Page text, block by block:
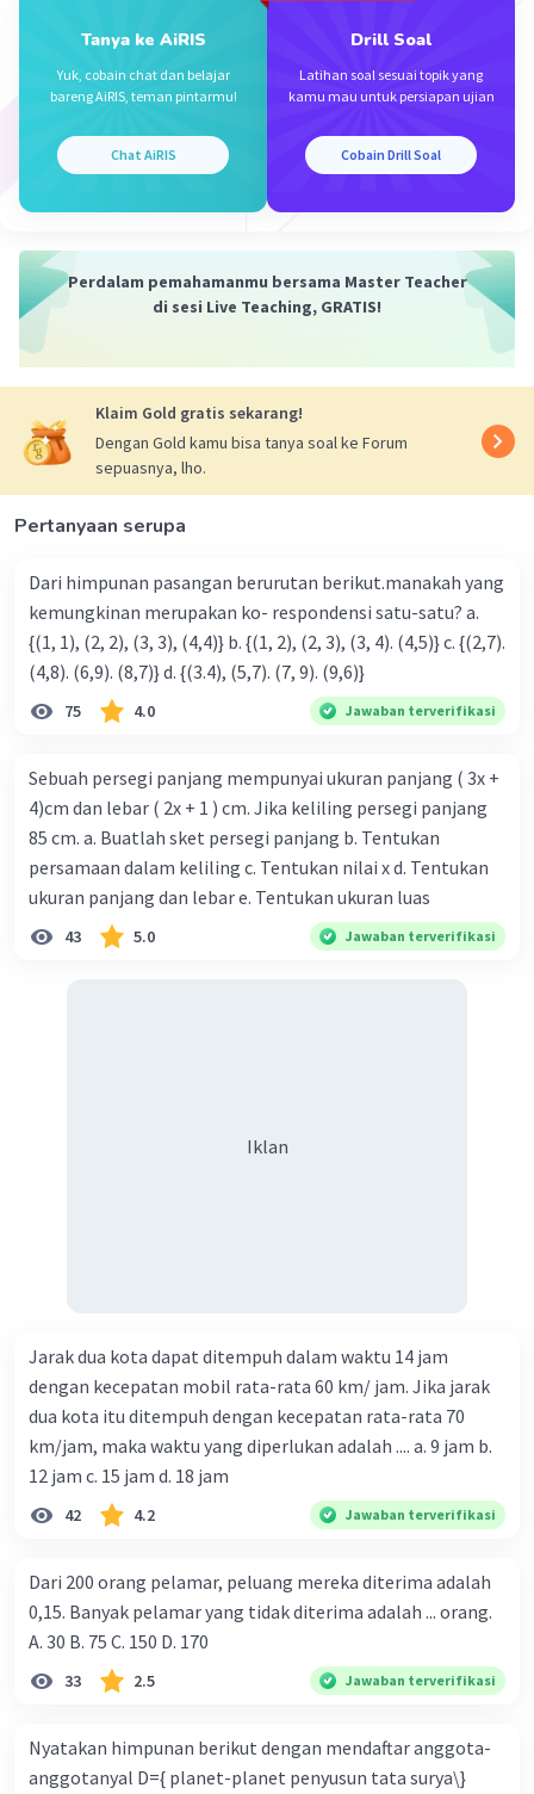
Beri Rating·0.0
Tanya ke AiRIS
Yuk, cobain chat dan belajar
bareng AiRIS, teman pintarmu!
Chat AiRIS
Drill Soal
Latihan soal sesuai topik yang
kamu mau untuk persiapan ujian
Cobain Drill Soal
Perdalam pemahamanmu bersama Master Teacher
di sesi Live Teaching, GRATIS!
Klaim Gold gratis sekarang!
Dengan Gold kamu bisa tanya soal ke Forum
sepuasnya, lho.
Pertanyaan serupa
Dari himpunan pasangan berurutan berikut.manakah yang
kemungkinan merupakan ko- respondensi satu-satu? a.
{(1, 1), (2, 2), (3, 3), (4,4)} b. {(1, 2), (2, 3), (3, 4). (4,5)} c. {(2,7).
(4,8). (6,9). (8,7)} d. {(3.4), (5,7). (7, 9). (9,6)}
75 4.0 Jawaban terverifikasi
Sebuah persegi panjang mempunyai ukuran panjang ( 3x +
4)cm dan lebar ( 2x + 1 ) cm. Jika keliling persegi panjang
85 cm. a. Buatlah sket persegi panjang b. Tentukan
persamaan dalam keliling c. Tentukan nilai x d. Tentukan
ukuran panjang dan lebar e. Tentukan ukuran luas
43 5.0 Jawaban terverifikasi
Iklan
Jarak dua kota dapat ditempuh dalam waktu 14 jam
dengan kecepatan mobil rata-rata 60 km/ jam. Jika jarak
dua kota itu ditempuh dengan kecepatan rata-rata 70
km/jam, maka waktu yang diperlukan adalah .... a. 9 jam b.
12 jam c. 15 jam d. 18 jam
42 4.2 Jawaban terverifikasi
Dari 200 orang pelamar, peluang mereka diterima adalah
0,15. Banyak pelamar yang tidak diterima adalah ... orang.
A. 30 B. 75 C. 150 D. 170
33 2.5 Jawaban terverifikasi
Nyatakan himpunan berikut dengan mendaftar anggota-
anggotanyal D={ planet-planet penyusun tata surya\}